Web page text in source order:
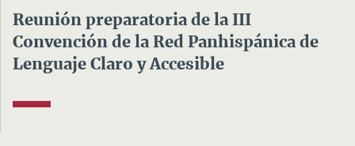
Reunión preparatoria de la III
Convención de la Red Panhispánica de
Lenguaje Claro y Accesible